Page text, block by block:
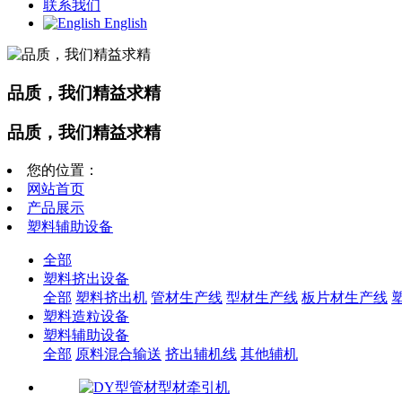
联系我们
English
品质，我们精益求精
品质，我们精益求精
您的位置：
网站首页
产品展示
塑料辅助设备
全部
塑料挤出设备
全部 塑料挤出机 管材生产线 型材生产线 板片材生产线
塑料造粒设备
塑料辅助设备
全部 原料混合输送 挤出辅机线 其他辅机